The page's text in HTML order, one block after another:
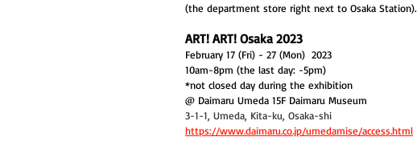
(the department store right next to Osaka Station).
ART! ART! Osaka 2023
February 17 (Fri) - 27 (Mon)  2023
10am-8pm (the last day: -5pm)
*not closed day during the exhibition
@ Daimaru Umeda 15F Daimaru Museum
3-1-1, Umeda, Kita-ku, Osaka-shi
https://www.daimaru.co.jp/umedamise/access.html